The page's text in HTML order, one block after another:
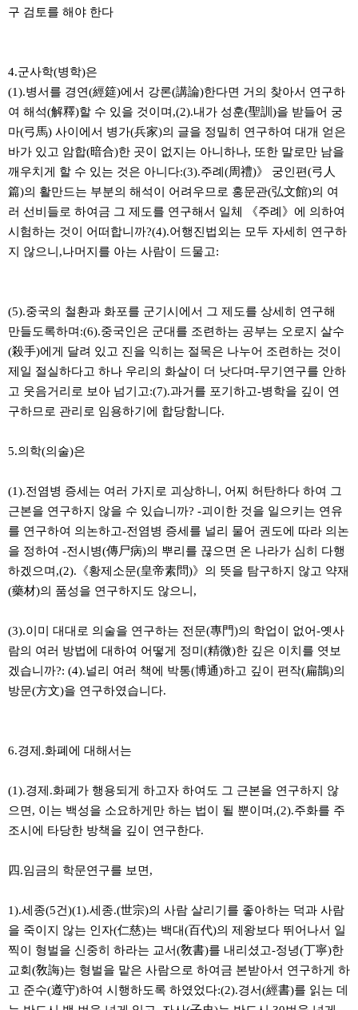
구 검토를 해야 한다
4.군사학(병학)은
(1).병서를 경연(經筵)에서 강론(講論)한다면 거의 찾아서 연구하
여 해석(解釋)할 수 있을 것이며,(2).내가 성훈(聖訓)을 받들어 궁
마(弓馬) 사이에서 병가(兵家)의 글을 정밀히 연구하여 대개 얻은
바가 있고 암합(暗合)한 곳이 없지는 아니하나, 또한 말로만 남을
깨우치게 할 수 있는 것은 아니다:(3).주례(周禮)》 궁인편(弓人
篇)의 활만드는 부분의 해석이 어려우므로 홍문관(弘文館)의 여
러 선비들로 하여금 그 제도를 연구해서 일체 《주례》에 의하여
시험하는 것이 어떠합니까?(4).어행진법외는 모두 자세히 연구하
지 않으니,나머지를 아는 사람이 드물고:
(5).중국의 철환과 화포를 군기시에서 그 제도를 상세히 연구해
만들도록하며:(6).중국인은 군대를 조련하는 공부는 오로지 살수
(殺手)에게 달려 있고 진을 익히는 절목은 나누어 조련하는 것이
제일 절실하다고 하나 우리의 화살이 더 낫다며-무기연구를 안하
고 웃음거리로 보아 넘기고:(7).과거를 포기하고-병학을 깊이 연
구하므로 관리로 임용하기에 합당함니다.
5.의학(의술)은
(1).전염병 증세는 여러 가지로 괴상하니, 어찌 허탄하다 하여 그
근본을 연구하지 않을 수 있습니까? -괴이한 것을 일으키는 연유
를 연구하여 의논하고-전염병 증세를 널리 물어 권도에 따라 의논
을 정하여 -전시병(傳尸病)의 뿌리를 끊으면 온 나라가 심히 다행
하겠으며,(2).《황제소문(皇帝素問)》의 뜻을 탐구하지 않고 약재
(藥材)의 품성을 연구하지도 않으니,
(3).이미 대대로 의술을 연구하는 전문(專門)의 학업이 없어-옛사
람의 여러 방법에 대하여 어떻게 정미(精微)한 깊은 이치를 엿보
겠습니까?: (4).널리 여러 책에 박통(博通)하고 깊이 편작(扁鵲)의
방문(方文)을 연구하였습니다.
6.경제.화폐에 대해서는
(1).경제.화폐가 행용되게 하고자 하여도 그 근본을 연구하지 않
으면, 이는 백성을 소요하게만 하는 법이 될 뿐이며,(2).주화를 주
조시에 타당한 방책을 깊이 연구한다.
四.임금의 학문연구를 보면,
1).세종(5건)(1).세종.(世宗)의 사람 살리기를 좋아하는 덕과 사람
을 죽이지 않는 인자(仁慈)는 백대(百代)의 제왕보다 뛰어나서 일
찍이 형벌을 신중히 하라는 교서(敎書)를 내리셨고-정녕(丁寧)한
교회(敎誨)는 형벌을 맡은 사람으로 하여금 본받아서 연구하게 하
고 준수(遵守)하여 시행하도록 하였었다:(2).경서(經書)를 읽는 데